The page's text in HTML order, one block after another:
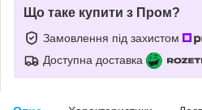
Що таке купити з Пром?
Замовлення під захистом
Доступна доставка